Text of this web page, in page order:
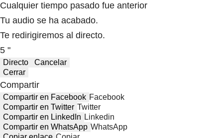
Cualquier tiempo pasado fue anterior
Tu audio se ha acabado.
Te redirigiremos al directo.
5 "
Directo
Cancelar
Cerrar
Compartir
Compartir en Facebook Facebook
Compartir en Twitter Twitter
Compartir en LinkedIn Linkedin
Compartir en WhatsApp WhatsApp